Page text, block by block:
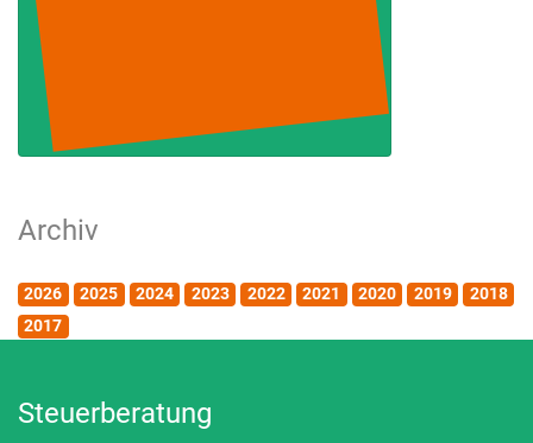
Archiv
2026 2025 2024 2023 2022 2021 2020 2019
2018
2017
Steuerberatung